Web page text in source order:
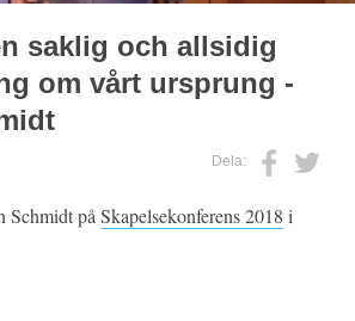
saklig och allsidig
om vårt ursprung -
Dela:
Schmidt påSkapelsekonferens 2018 i